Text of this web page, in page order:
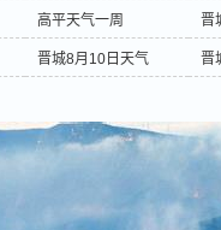
高平天气一周 晋
晋城8月10日天气 晋